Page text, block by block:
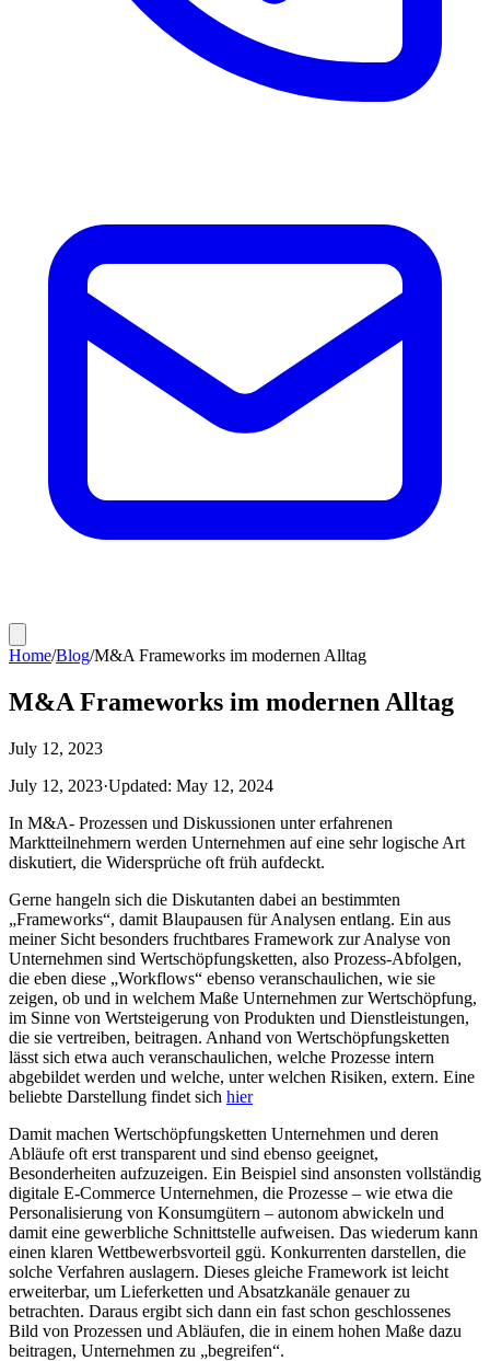
Home/Blog/M&A Frameworks im modernen Alltag
M&A Frameworks im modernen Alltag
July 12, 2023
July 12, 2023·Updated: May 12, 2024
In M&A- Prozessen und Diskussionen unter erfahrenen
Marktteilnehmern werden Unternehmen auf eine sehr logische Art
diskutiert, die Widersprüche oft früh aufdeckt.
Gerne hangeln sich die Diskutanten dabei an bestimmten
„Frameworks“, damit Blaupausen für Analysen entlang. Ein aus
meiner Sicht besonders fruchtbares Framework zur Analyse von
Unternehmen sind Wertschöpfungsketten, also Prozess-Abfolgen,
die eben diese „Workflows“ ebenso veranschaulichen, wie sie
zeigen, ob und in welchem Maße Unternehmen zur Wertschöpfung,
im Sinne von Wertsteigerung von Produkten und Dienstleistungen,
die sie vertreiben, beitragen. Anhand von Wertschöpfungsketten
lässt sich etwa auch veranschaulichen, welche Prozesse intern
abgebildet werden und welche, unter welchen Risiken, extern. Eine
beliebte Darstellung findet sich hier
Damit machen Wertschöpfungsketten Unternehmen und deren
Abläufe oft erst transparent und sind ebenso geeignet,
Besonderheiten aufzuzeigen. Ein Beispiel sind ansonsten vollständig
digitale E-Commerce Unternehmen, die Prozesse – wie etwa die
Personalisierung von Konsumgütern – autonom abwickeln und
damit eine gewerbliche Schnittstelle aufweisen. Das wiederum kann
einen klaren Wettbewerbsvorteil ggü. Konkurrenten darstellen, die
solche Verfahren auslagern. Dieses gleiche Framework ist leicht
erweiterbar, um Lieferketten und Absatzkanäle genauer zu
betrachten. Daraus ergibt sich dann ein fast schon geschlossenes
Bild von Prozessen und Abläufen, die in einem hohen Maße dazu
beitragen, Unternehmen zu „begreifen“.